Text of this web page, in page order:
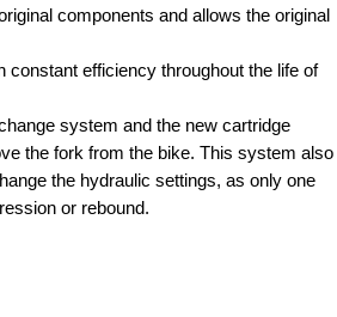
components and allows the original
efficiency throughout the life of
system and the new cartridge
the fork from the bike. This system also
the hydraulic settings, as only one
or rebound.